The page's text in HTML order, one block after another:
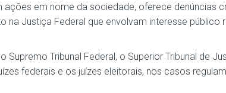
ações em nome da sociedade, oferece denúncias
Justiça Federal que envolvam interesse público
Tribunal Federal, o Superior Tribunal de
federais e os juízes eleitorais, nos casos